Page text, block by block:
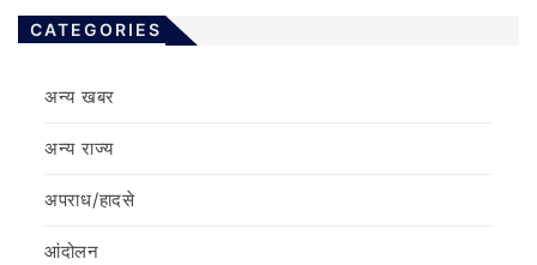
CATEGORIES
अन्य खबर
अन्य राज्य
अपराध/हादसे
आंदोलन